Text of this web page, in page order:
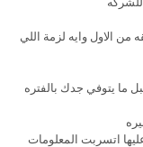
الاول وايه لزمة اللي
ما يتوفي جدك بالفتره
اتسربت المعلومات